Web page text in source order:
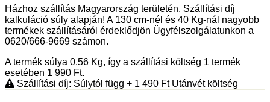
Házhoz szállítás Magyarország területén. Szállítási díj
kalkuláció súly alapján! A 130 cm-nél és 40 Kg-nál nagyobb
termékek szállításáról érdeklődjön Ügyfélszolgálatunkon a
0620/666-9669 számon.
A termék súlya 0.56 Kg, így a szállítási költség 1 termék
esetében 1 990 Ft.
Szállítási díj: Súlytól függ + 1 490 FtUtánvét költség